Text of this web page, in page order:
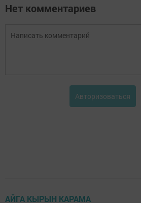
Нет комментариев
Авторизоваться
АЙГА КЫРЫН КАРАМА